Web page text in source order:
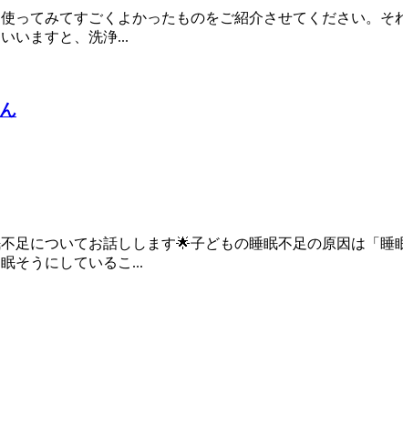
ってみてすごくよかったものをご紹介させてください。そ
いますと、洗浄...
足についてお話しします🌟子どもの睡眠不足の原因は「
そうにしているこ...